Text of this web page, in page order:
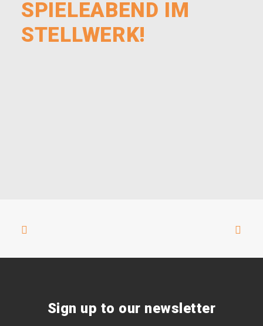
SPIELEABEND IM
STELLWERK!
Sign up to our newsletter